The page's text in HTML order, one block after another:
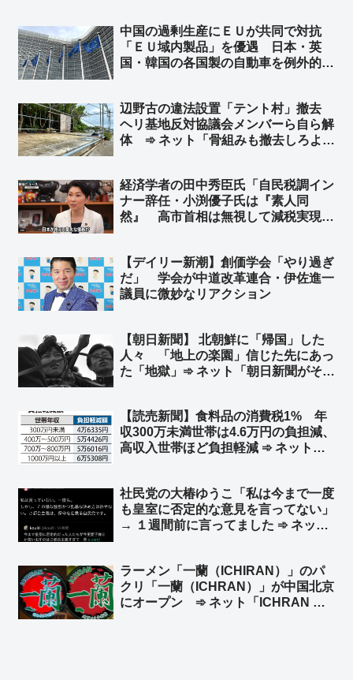
中国の過剰生産にＥＵが共同で対抗
「ＥＵ域内製品」を優遇 日本・英
国・韓国の各国製の自動車を例外的に
を冷遇しなきゃ！」
辺野古の違法設置「テント村」撤去
ヘリ基地反対協議会メンバーら自ら解
体 ➾ ネット「骨組みも撤去しろよ」
経済学者の田中秀臣氏「自民税調イン
ナー辞任・小渕優子氏は『素人同
然』 高市首相は無視して減税実現
る』の法則」「その”素人同然”を当選
させる地盤に問題がある」
【デイリー新潮】創価学会「やり過ぎ
だ」 学会が中道改革連合・伊佐進一
議員に微妙なリアクション
【朝日新聞】 北朝鮮に「帰国」した
人々 「地上の楽園」信じた先にあっ
た「地獄」➾ ネット「朝日新聞がそれ
んでる人もいるんだぞ」
【読売新聞】食料品の消費税1% 年
収300万未満世帯は4.6万円の負担減、
高収入世帯ほど負担軽減 ➾ ネット
んやで？ｗ 300万未満世帯なら1.5%
の恩恵、1000万世帯なら0.6%の恩
恵」
社民党の大椿ゆうこ「私は今まで一度
も皇室に否定的な意見を言ってない」
→ １週間前に言ってました ➾ ネット
ラーメン「一蘭（ICHIRAN）」のパ
クリ「一蘭（ICHRAN）」が中国北京
にオープン ➾ ネット「ICHRAN ｗ